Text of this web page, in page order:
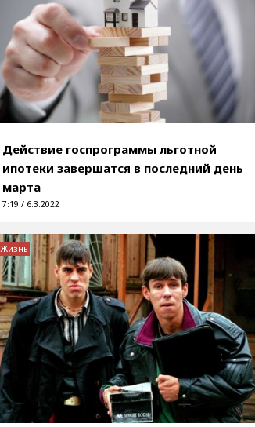
Действие госпрограммы льготной
ипотеки завершатся в последний день
марта
7:19 / 6.3.2022
Жизнь